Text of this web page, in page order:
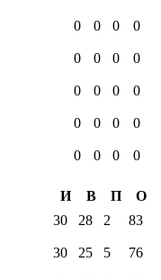
0 0 0 0
0 0 0 0
0 0 0 0
0 0 0 0
0 0 0
0
И В П
О
30 28 2 83
30 25 5 76